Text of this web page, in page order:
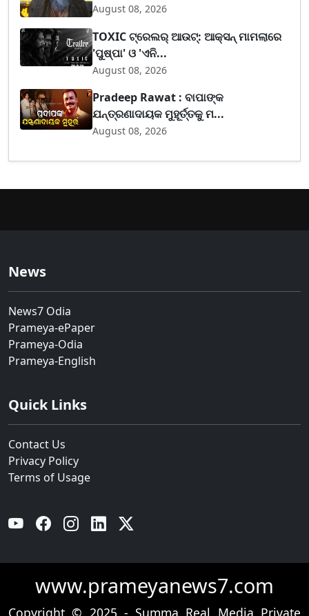
August 08, 2026
TOXIC ଟ୍ରେଲର୍ ଆଉଟ୍: ଆକ୍ସନ୍ ମାମଲାରେ
'ପୁଷ୍ପା' ଓ 'ଏନି...
August 08, 2026
Pradeep Rawat : ବାପାଙ୍କ
ଯନ୍ତ୍ରଣାଦାୟକ ମୁହୂର୍ତ୍ତକୁ ମ...
August 08, 2026
News
News7 Odia
Prameya-ePaper
Prameya-Odia
Prameya-English
Quick Links
Contact Us
Privacy Policy
Terms of Usage
YouTube Facebook Instagram Linkedin
www.prameyanews7.com
Copyright © 2025 - Summa Real Media Private